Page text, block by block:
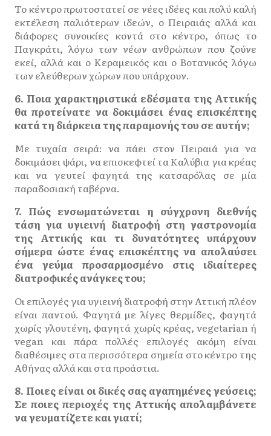
Το κέντρο πρωτοστατεί σε νέες ιδέες και πολύ καλή
εκτέλεση παλιότερων ιδεών, ο Πειραιάς αλλά και
διάφορες συνοικίες κοντά στο κέντρο, όπως το
Παγκράτι, λόγω των νέων ανθρώπων που ζούνε
εκεί, αλλά και ο Κεραμεικός και ο Βοτανικός λόγω
των ελεύθερων χώρων που υπάρχουν.
6. Ποια χαρακτηριστικά εδέσματα της Αττικής
θα προτείνατε να δοκιμάσει ένας επισκέπτης
κατά τη διάρκεια της παραμονής του σε αυτήν;
Με τυχαία σειρά: να πάει στον Πειραιά για να
δοκιμάσει ψάρι, να επισκεφτεί τα Καλύβια για κρέας
και να γευτεί φαγητά της κατσαρόλας σε μία
παραδοσιακή ταβέρνα.
7. Πώς ενσωματώνεται η σύγχρονη διεθνής
τάση για υγιεινή διατροφή στη γαστρονομία
της Αττικής και τι δυνατότητες υπάρχουν
σήμερα ώστε ένας επισκέπτης να απολαύσει
ένα γεύμα προσαρμοσμένο στις ιδιαίτερες
διατροφικές ανάγκες του;
Οι επιλογές για υγιεινή διατροφή στην Αττική πλέον
είναι παντού. Φαγητά με λίγες θερμίδες, φαγητά
χωρίς γλουτένη, φαγητά χωρίς κρέας, vegetarian ή
vegan και πάρα πολλές επιλογές ακόμη είναι
διαθέσιμες στα περισσότερα σημεία στο κέντρο της
Αθήνας αλλά και στα προάστια.
8. Ποιες είναι οι δικές σας αγαπημένες γεύσεις;
Σε ποιες περιοχές της Αττικής απολαμβάνετε
να γευματίζετε και γιατί;